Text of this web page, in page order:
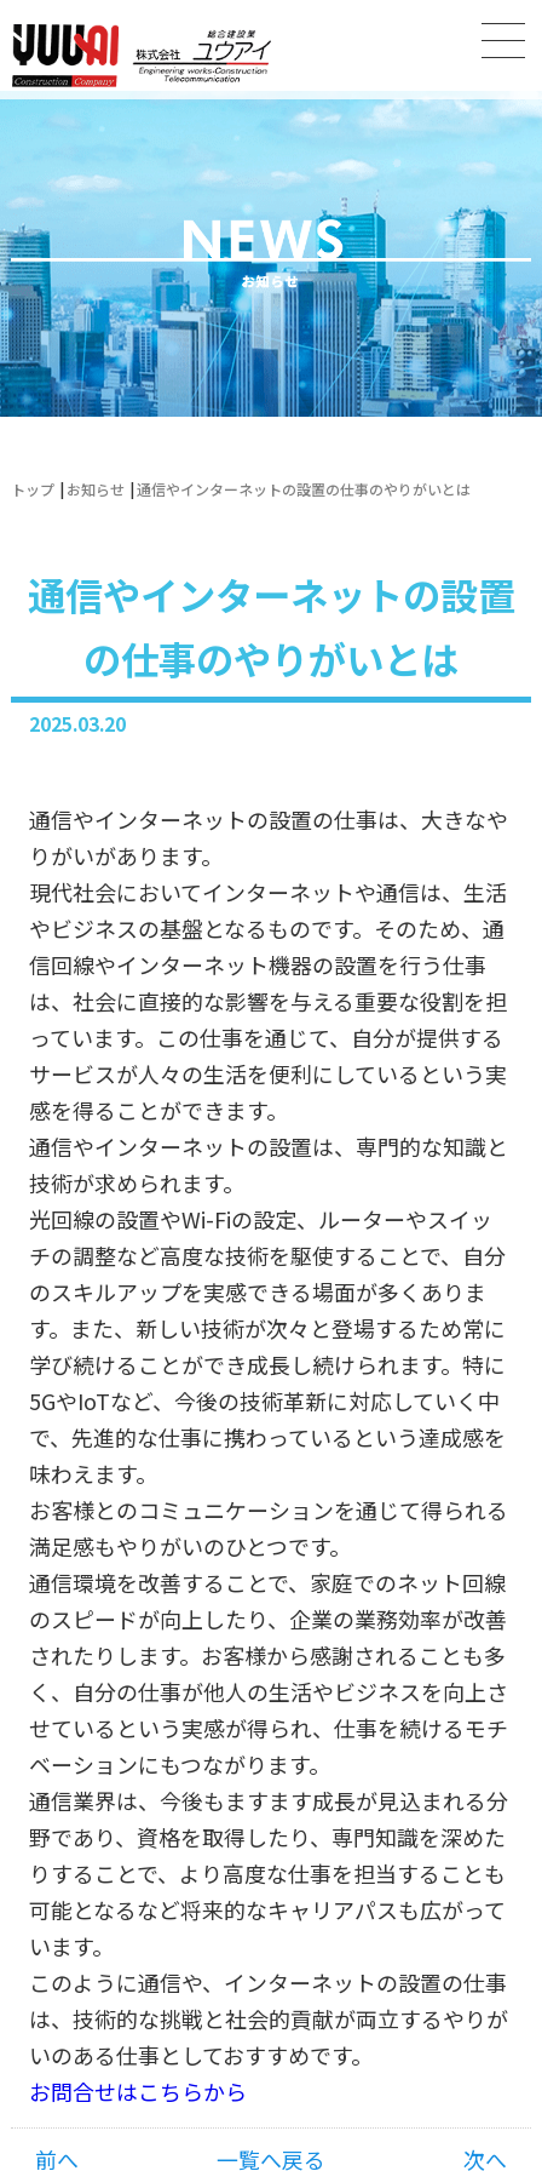
トップ お知らせ 通信やインターネットの設置の仕事のやりがいとは
通信やインターネットの設置
の仕事のやりがいとは
2025.03.20
通信やインターネットの設置の仕事は、大きなや
りがいがあります。
現代社会においてインターネットや通信は、生活
やビジネスの基盤となるものです。そのため、通
信回線やインターネット機器の設置を行う仕事
は、社会に直接的な影響を与える重要な役割を担
っています。この仕事を通じて、自分が提供する
サービスが人々の生活を便利にしているという実
感を得ることができます。
通信やインターネットの設置は、専門的な知識と
技術が求められます。
光回線の設置やWi-Fiの設定、ルーターやスイッ
チの調整など高度な技術を駆使することで、自分
のスキルアップを実感できる場面が多くありま
す。また、新しい技術が次々と登場するため常に
学び続けることができ成長し続けられます。特に
5GやIoTなど、今後の技術革新に対応していく中
で、先進的な仕事に携わっているという達成感を
味わえます。
お客様とのコミュニケーションを通じて得られる
満足感もやりがいのひとつです。
通信環境を改善することで、家庭でのネット回線
のスピードが向上したり、企業の業務効率が改善
されたりします。お客様から感謝されることも多
く、自分の仕事が他人の生活やビジネスを向上さ
せているという実感が得られ、仕事を続けるモチ
ベーションにもつながります。
通信業界は、今後もますます成長が見込まれる分
野であり、資格を取得したり、専門知識を深めた
りすることで、より高度な仕事を担当することも
可能となるなど将来的なキャリアパスも広がって
います。
このように通信や、インターネットの設置の仕事
は、技術的な挑戦と社会的貢献が両立するやりが
いのある仕事としておすすめです。
お問合せはこちらから
前へ 次へ
一覧へ戻る